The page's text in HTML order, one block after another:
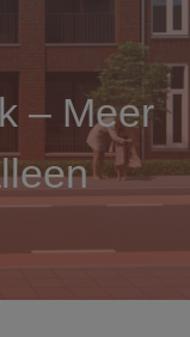
– Meer